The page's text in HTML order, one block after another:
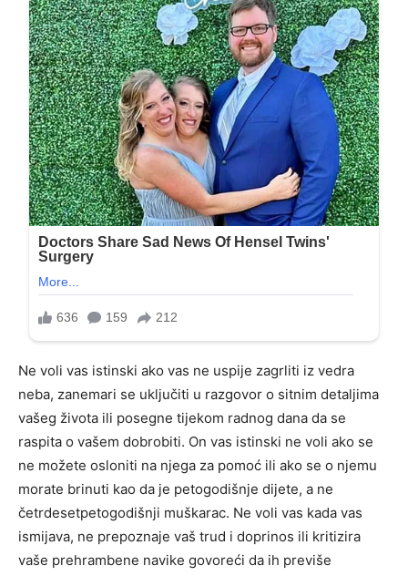
Ne voli vas istinski ako vas ne uspije zagrliti iz vedra
neba, zanemari se uključiti u razgovor o sitnim detaljima
vašeg života ili posegne tijekom radnog dana da se
raspita o vašem dobrobiti. On vas istinski ne voli ako se
ne možete osloniti na njega za pomoć ili ako se o njemu
morate brinuti kao da je petogodišnje dijete, a ne
četrdesetpetogodišnji muškarac. Ne voli vas kada vas
ismijava, ne prepoznaje vaš trud i doprinos ili kritizira
vaše prehrambene navike govoreći da ih previše